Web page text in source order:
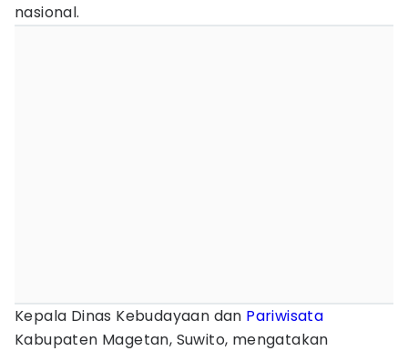
nasional.
Kepala Dinas Kebudayaan dan Pariwisata
Kabupaten Magetan, Suwito, mengatakan